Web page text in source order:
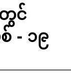
တွင်
- ၁၉